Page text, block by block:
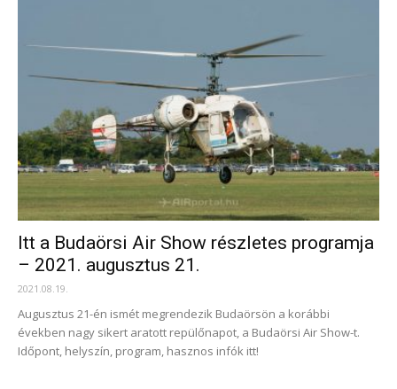
Itt a Budaörsi Air Show részletes programja
– 2021. augusztus 21.
2021.08.19.
Augusztus 21-én ismét megrendezik Budaörsön a korábbi
években nagy sikert aratott repülőnapot, a Budaörsi Air Show-t.
Időpont, helyszín, program, hasznos infók itt!